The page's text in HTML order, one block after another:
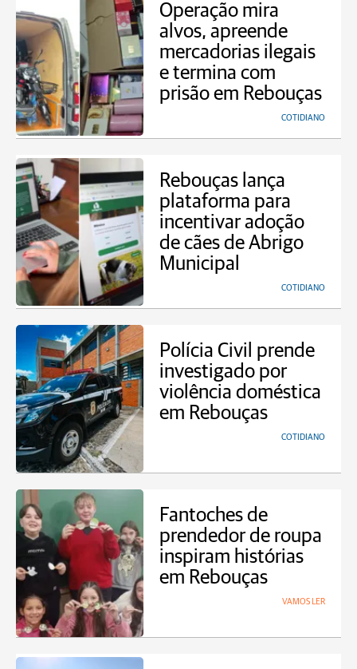
Operação mira
alvos, apreende
mercadorias ilegais
e termina com
prisão em Rebouças
COTIDIANO
Rebouças lança
plataforma para
incentivar adoção
de cães de Abrigo
Municipal
COTIDIANO
Polícia Civil prende
investigado por
violência doméstica
em Rebouças
COTIDIANO
Fantoches de
prendedor de roupa
inspiram histórias
em Rebouças
VAMOS LER